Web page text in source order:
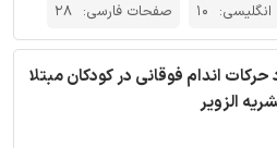
10 صفحات فارسی: 28
حرکات اندام فوقانی در کودکان مبتلا
الزویر